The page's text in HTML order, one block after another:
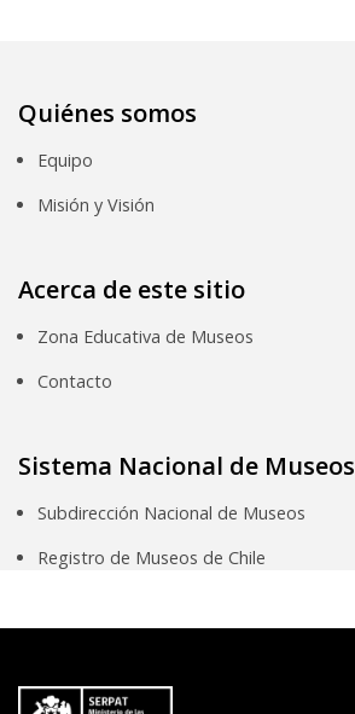
Quiénes somos
Equipo
Misión y Visión
Acerca de este sitio
Zona Educativa de Museos
Contacto
Sistema Nacional de Museos
Subdirección Nacional de Museos
Registro de Museos de Chile